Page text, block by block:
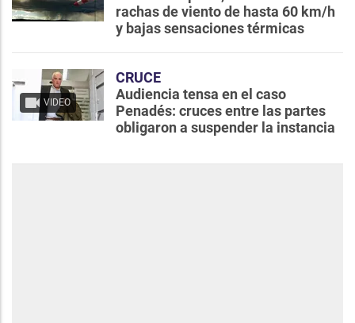
rachas de viento de hasta 60 km/h
y bajas sensaciones térmicas
VIDEO
CRUCE
Audiencia tensa en el caso
Penadés: cruces entre las partes
obligaron a suspender la instancia